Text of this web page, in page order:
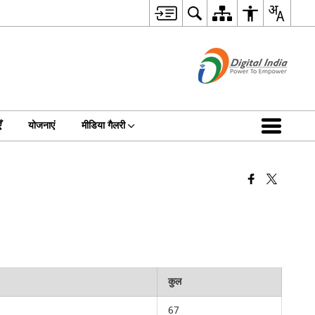
योजनाएं मीडिया गैलरी
कुल
67